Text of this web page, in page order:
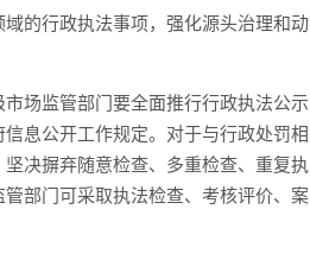
的行政执法事项，强化源头治理和动
场监管部门要全面推行行政执法公示
息公开工作规定。对于与行政处罚相
决摒弃随意检查、多重检查、重复执
部门可采取执法检查、考核评价、案